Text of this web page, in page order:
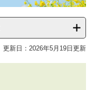
更新日：2026年5月19日更新